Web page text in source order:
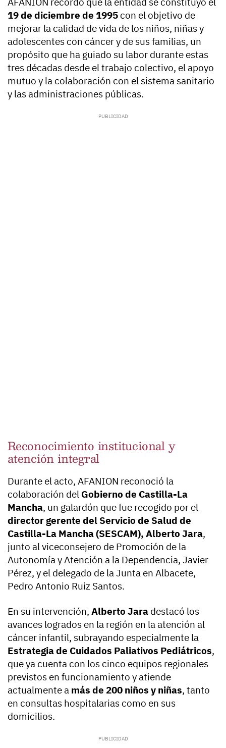
19 de diciembre de 1995 con el objetivo de
mejorar la calidad de vida de los niños, niñas y
adolescentes con cáncer y de sus familias, un
propósito que ha guiado su labor durante estas
tres décadas desde el trabajo colectivo, el apoyo
mutuo y la colaboración con el sistema sanitario
y las administraciones públicas.
Reconocimiento institucional y
atención integral
Durante el acto, AFANION reconoció la
colaboración del Gobierno de Castilla-La
Mancha, un galardón que fue recogido por el
director gerente del Servicio de Salud de
Castilla-La Mancha (SESCAM), Alberto Jara,
junto al viceconsejero de Promoción de la
Autonomía y Atención a la Dependencia, Javier
Pérez, y el delegado de la Junta en Albacete,
Pedro Antonio Ruiz Santos.
En su intervención, Alberto Jara destacó los
avances logrados en la región en la atención al
cáncer infantil, subrayando especialmente la
Estrategia de Cuidados Paliativos Pediátricos,
que ya cuenta con los cinco equipos regionales
previstos en funcionamiento y atiende
actualmente a más de 200 niños y niñas, tanto
en consultas hospitalarias como en sus
domicilios.